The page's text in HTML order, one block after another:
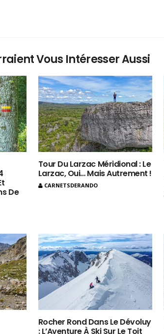
Vous Intéresser Aussi
De
Tour Du Larzac Méridional : Le
Larzac, Oui… Mais Autrement !
CARNETSDERANDO
Rocher Rond Dans Le Dévoluy
: L’Aventure À Ski Sur Le Toit